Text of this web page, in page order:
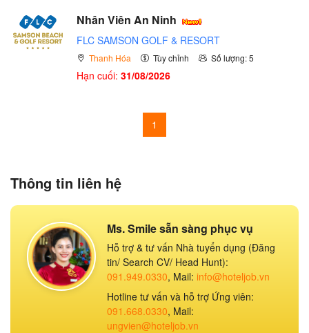
Nhân Viên An Ninh
FLC SAMSON GOLF & RESORT
Thanh Hóa Tùy chỉnh Số lượng: 5
Hạn cuối: 31/08/2026
1
Thông tin liên hệ
Ms. Smile sẵn sàng phục vụ
Hỗ trợ & tư vấn Nhà tuyển dụng (Đăng
tin/ Search CV/ Head Hunt):
091.949.0330, Mail: info@hoteljob.vn
Hotline tư vấn và hỗ trợ Ứng viên:
091.668.0330, Mail:
ungvien@hoteljob.vn